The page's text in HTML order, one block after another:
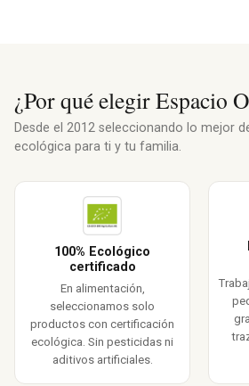
¿Por qué elegir Espacio
Desde el 2012 seleccionando lo mejor
ecológica para ti y tu familia.
100% Ecológico
certificado
En alimentación,
seleccionamos solo
productos con certificación
ecológica. Sin pesticidas ni
aditivos artificiales.